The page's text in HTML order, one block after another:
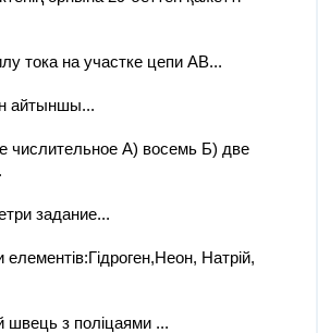
тока на участке цепи AB​...
айтыншы...
числительное А) восемь Б) две
задание...
Натрій,
швець з поліцаями ​...